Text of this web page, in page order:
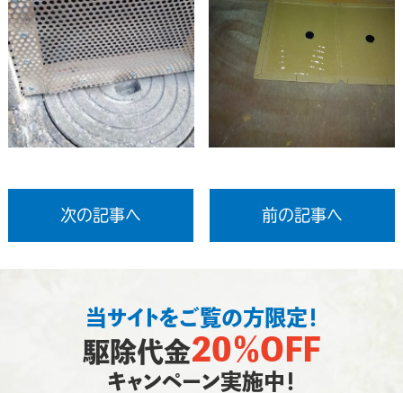
次の記事へ 前の記事へ
当サイトをご覧の方限定！
駆除代金20％OFF
キャンペーン実施中！